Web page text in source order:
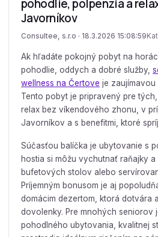
pohodlie, polpenzia a
Javorníkov
Consultee, s.r.o · 18.3.2026 15:08:59
Ak hľadáte pokojný pobyt na
pohodlie, oddych a dobré služby,
wellness na Čertove je
Tento pobyt je pripravený pre
relax bez víkendového zhonu, v
Javorníkov a s benefitmi, ktoré
Súčasťou balíčka je ubytovanie s
hostia si môžu vychutnať raňajky
bufetových stolov alebo
Príjemným bonusom je aj
domácim dezertom, ktorá dotvára
dovolenky. Pre mnohých seniorov
pohodlného ubytovania, kvalitnej